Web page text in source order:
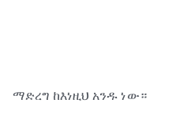
ማድረግ ከእነዚህ አንዱ ነው።